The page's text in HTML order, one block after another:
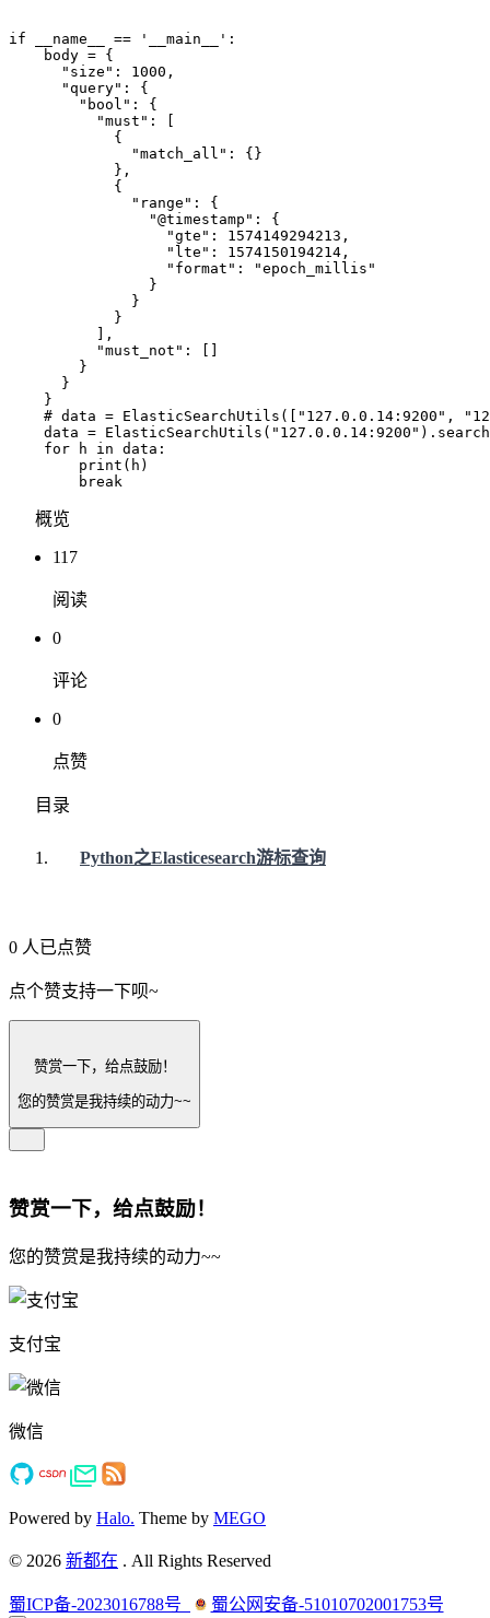
if __name__ == '__main__':
    body = {
      "size": 1000,
      "query": {
        "bool": {
          "must": [
            {
              "match_all": {}
            },
            {
              "range": {
                "@timestamp": {
                  "gte": 1574149294213,
                  "lte": 1574150194214,
                  "format": "epoch_millis"
                }
              }
            }
          ],
          "must_not": []
        }
      }
    }
# data = ElasticSearchUtils(["127.0.0.14:9200",
data =
    for h in data:
        print(h)
概览
117
阅读
0
评论
0
点赞
目录
Python之Elasticesearch游标查询
0 人已点赞
点个赞支持一下呗~
赞赏一下，给点鼓励！
您的赞赏是我持续的动力~~
赞赏一下，给点鼓励！
您的赞赏是我持续的动力~~
支付宝
微信
Powered by Halo. Theme by MEGO
© 2026 新都在 . All Rights Reserved
蜀ICP备-2023016788号 蜀公网安备-51010702001753号